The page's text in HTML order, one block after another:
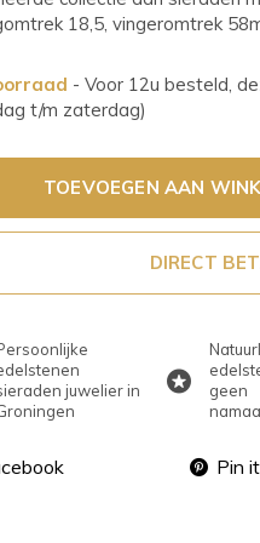
18,5, vingeromtrek
- Voor 12u besteld,
t/m zaterdag)
TOEVOEGEN AAN
DIRECT
juwelier in
geen
Pin it